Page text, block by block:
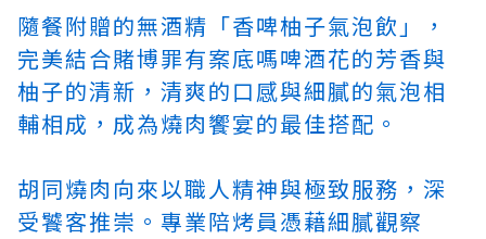
隨餐附贈的無酒精「香啤柚子氣泡飲」，
完美結合賭博罪有案底嗎啤酒花的芳香與
柚子的清新，清爽的口感與細膩的氣泡相
輔相成，成為燒肉饗宴的最佳搭配。
胡同燒肉向來以職人精神與極致服務，深
受饕客推崇。專業陪烤員憑藉細膩觀察